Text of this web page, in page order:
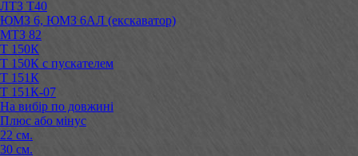
ЛТЗ Т40
ЮМЗ 6, ЮМЗ 6АЛ (екскаватор)
МТЗ 82
Т 150К
Т 150К с пускателем
Т 151К
Т 151К-07
На вибір по довжині
Плюс або мінус
22 см.
30 см.